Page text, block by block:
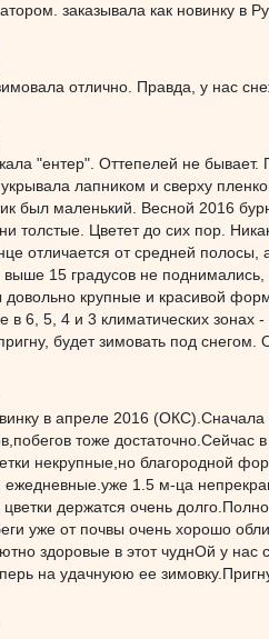
заказывала как новинку в
отлично. Правда, у нас
"ентер". Оттепелей не
лапником и сверху
был маленький. Весной 2016
толстые. Цветет до сих пор.
отличается от средней
15 градусов не
довольно крупные и красивой
6, 5, 4 и 3 климатических зонах
будет зимовать под снегом.
в апреле 2016 (ОКС).Сначала
тоже достаточно.Сейчас
некрупные,но благородной
1.5 м-ца
держатся очень
уже от почвы очень хорошо
здоровые в этот чуднОй у нас
на удачнуюю ее